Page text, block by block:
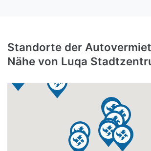
Standorte der
Nähe von Luqa